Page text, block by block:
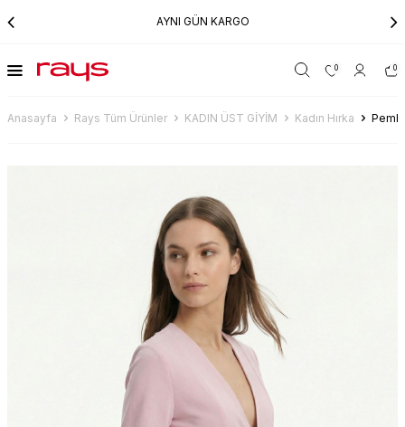
AYNI GÜN KARGO
0 0
Anasayfa Rays Tüm Ürünler KADIN ÜST GİYİM Kadın Hırka